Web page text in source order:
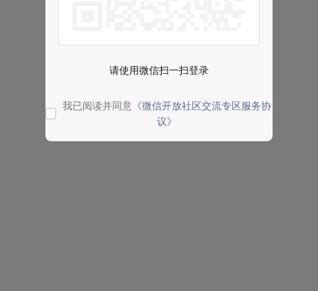
请使用微信扫一扫登录
我已阅读并同意 《微信开放社区交流专区服务协
议》